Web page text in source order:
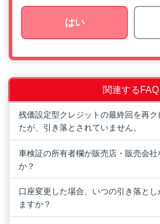
はい
関連するFAQ
残価設定型クレジットの最終回を再ク
たが、引き落とされていません。
車検証の所有者欄が販売店・販売会社
か？
口座変更した場合、いつの引き落とし
ますか？